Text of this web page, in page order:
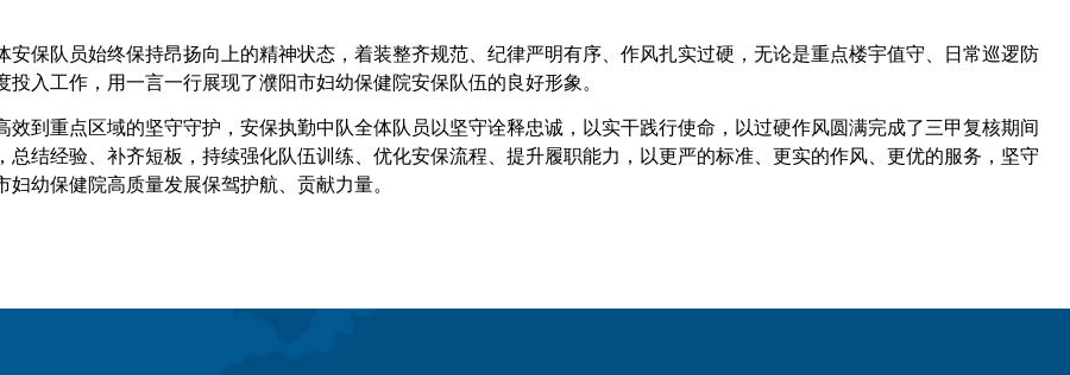
保队员始终保持昂扬向上的精神状态，着装整齐规范、纪律严明有序、作风扎实过硬，无论是重点楼宇值守、日常巡逻防
入工作，用一言一行展现了濮阳市妇幼保健院安保队伍的良好形象 。
到重点区域的坚守守护，安保执勤中队全体队员以坚守诠释忠诚，以实干践行使命，以过硬作风圆满完成了三甲复核期间
结经验、补齐短板，持续强化队伍训练、优化安保流程、提升履职能力，以更严的标准、更实的作风、更优的服务，坚守
幼保健院高质量发展保驾护航、贡献力量。